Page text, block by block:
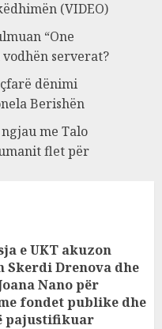
(VIDEO)
“One
serverat?
dënimi
Berishën
me Talo
flet për
e UKT akuzon
Drenova dhe
Nano për
fondet publike dhe
pajustifikuar